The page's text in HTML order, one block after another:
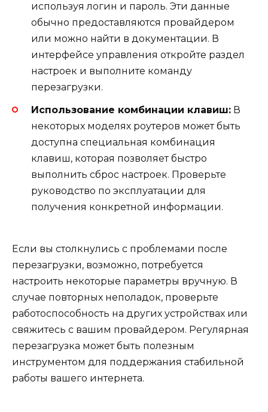
используя логин и пароль. Эти данные
обычно предоставляются провайдером
или можно найти в документации. В
интерфейсе управления откройте раздел
настроек и выполните команду
перезагрузки.
Использование комбинации клавиш: В
некоторых моделях роутеров может быть
доступна специальная комбинация
клавиш, которая позволяет быстро
выполнить сброс настроек. Проверьте
руководство по эксплуатации для
получения конкретной информации.
Если вы столкнулись с проблемами после
перезагрузки, возможно, потребуется
настроить некоторые параметры вручную. В
случае повторных неполадок, проверьте
работоспособность на других устройствах или
свяжитесь с вашим провайдером. Регулярная
перезагрузка может быть полезным
инструментом для поддержания стабильной
работы вашего интернета.